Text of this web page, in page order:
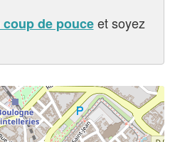
de pouceet soyez